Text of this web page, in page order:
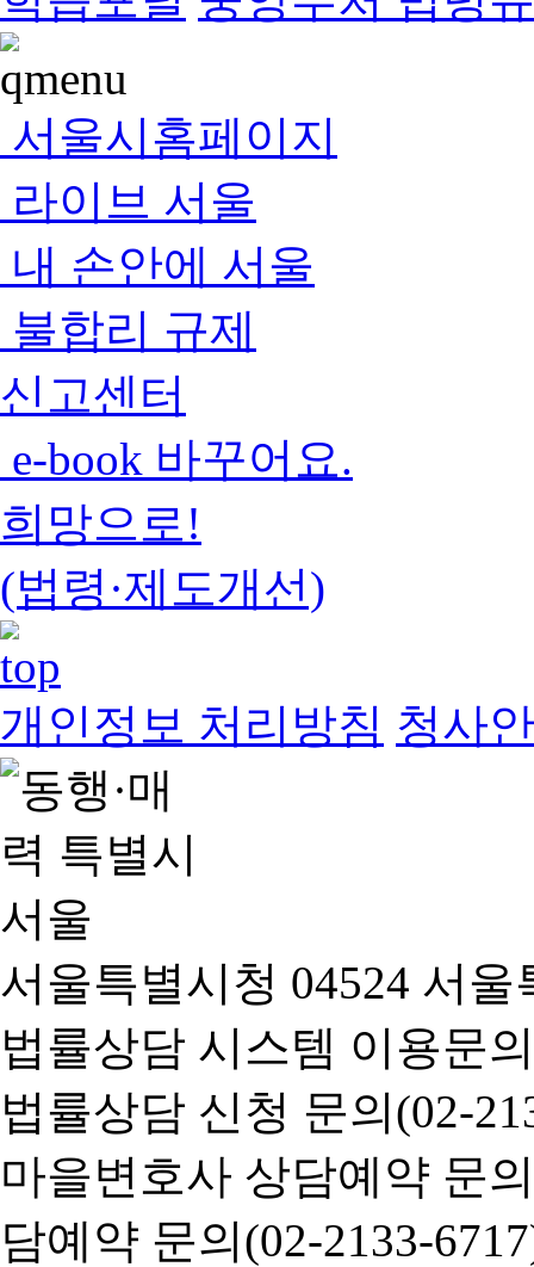
서울시홈페이지
라이브 서울
내 손안에 서울
불합리 규제
신고센터
e-book 바꾸어요.
희망으로!
(법령·제도개선)
개인정보 처리방침 청사
서울특별시청 04524 서
법률상담 시스템 이용문
법률상담 신청 문의(02-
마을변호사 상담예약 문
담예약 문의(02-2133-